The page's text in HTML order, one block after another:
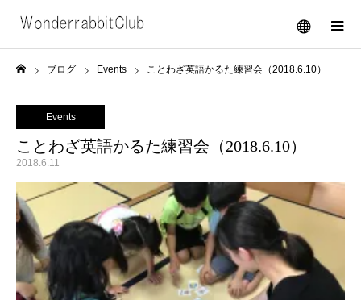
メニュー
ブログ Events ことわざ英語かるた練習会（2018.6.10）
Events
ことわざ英語かるた練習会（2018.6.10）
2018.6.11